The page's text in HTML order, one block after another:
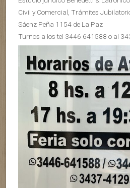
Civil y Comercial, Trámites
Sáenz Peña 1154 de La Paz
Turnos a los tel 3446 641588 o al